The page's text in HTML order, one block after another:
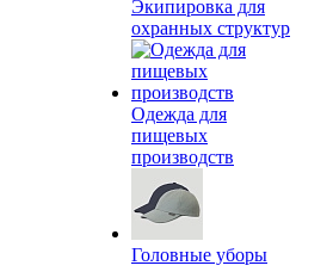
Экипировка для
охранных структур
Одежда для
пищевых
производств
Головные уборы